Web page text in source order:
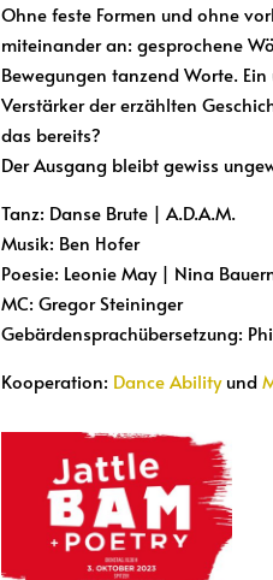
Ohne feste Formen und ohne
miteinander an: gesprochene
Bewegungen tanzend Worte.
Verstärker der erzählten
das bereits?
Der Ausgang bleibt gewiss
Tanz: Danse Brute | A.D.A.M.
Musik: Ben Hofer
Poesie: Leonie May | Nina
MC: Gregor Steininger
Gebärdensprachübersetzung:
Kooperation: Dance Abilityund